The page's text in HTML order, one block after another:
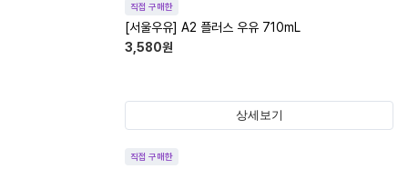
직접 구매한
[서울우유] A2 플러스 우유 710mL
3,580원
상세보기
직접 구매한